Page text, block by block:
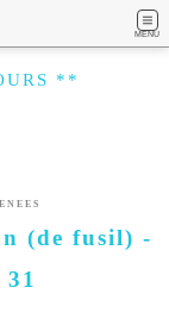
MENU
**
(de fusil) -